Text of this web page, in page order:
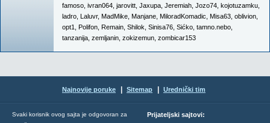
famoso ivran064 jarovitt Jaxupa Jeremiah Jozo74 kojotuzamku
ladro Laluvr, MadMike Manjane MiloradKomadic Misa63 oblivion
opt1
Polifon Remain Shilok Sinisa76 Sićko tamno.nebo
tanzanija zemljanin zokizemun zombicar153
Najnovije poruke Sitemap Urednički tim
Svaki korisnik ovog sajta je odgovoran za
Prijateljski sajtovi: